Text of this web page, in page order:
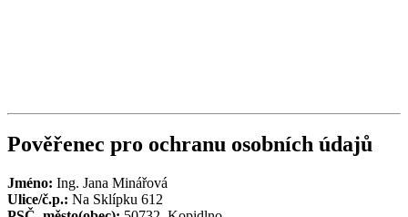
Pověřenec pro ochranu osobních údajů
Jméno: Ing. Jana Minářová
Ulice/č.p.: Na Sklípku 612